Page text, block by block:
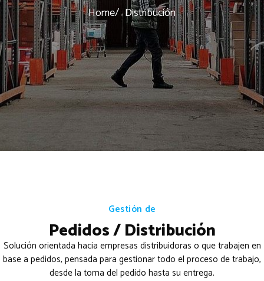
Home Distribución
Gestión de
Pedidos / Distribución
Solución orientada hacia empresas distribuidoras o que trabajen en
base a pedidos, pensada para gestionar todo el proceso de trabajo,
desde la toma del pedido hasta su entrega.